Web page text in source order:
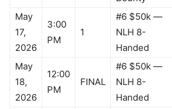
May
17,
2026
3:00
PM
1
#6 $50k —
NLH 8-
Handed
May
18,
2026
12:00
PM
FINAL
#6 $50k —
NLH 8-
Handed